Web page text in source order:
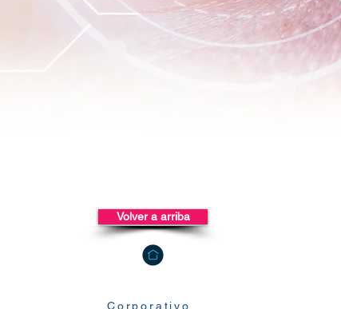
Volver a arriba
Corporativo